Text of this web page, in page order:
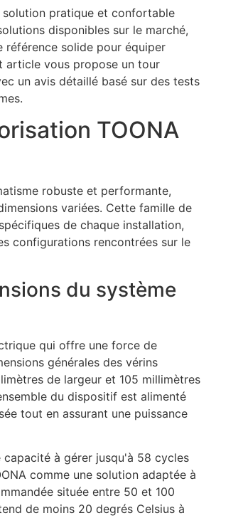
pratique et confortable
disponibles sur le marché,
référence solide pour équiper
article vous propose un tour
un avis détaillé basé sur des tests
TOONA
robuste et performante,
variées. Cette famille de
de chaque installation,
configurations rencontrées sur le
du système
qui offre une force de
générales des vérins
de largeur et 105 millimètres
du dispositif est alimenté
tout en assurant une puissance
à gérer jusqu'à 58 cycles
comme une solution adaptée à
située entre 50 et 100
de moins 20 degrés Celsius à